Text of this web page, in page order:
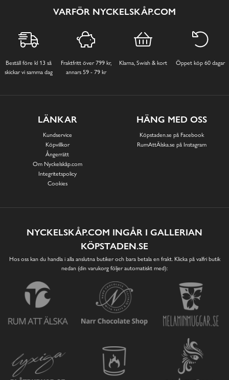
VARFÖR NYCKELSKÅP.COM
Beställ före kl 13 så
skickar vi samma dag
Fraktfritt över 799 kr,
annars 59 - 79 kr
Klarna, Swish & kort Öppet köp 60 dagar
LÄNKAR
Kundservice
Köpvillkor
Ångerrätt
Om Nyckelskåp.com
Integritetspolicy
Cookies
HÄNG MED OSS
Köpstaden.se på Facebook
RumAttÄlska.se på Instagram
NYCKELSKÅP.COM INGÅR I GALLERIAN
KÖPSTADEN.SE
Hos oss kan du handla i alla anslutna butiker och bara betala en frakt. Klicka på valfri butik
nedan (din varukorg följer automatiskt med):